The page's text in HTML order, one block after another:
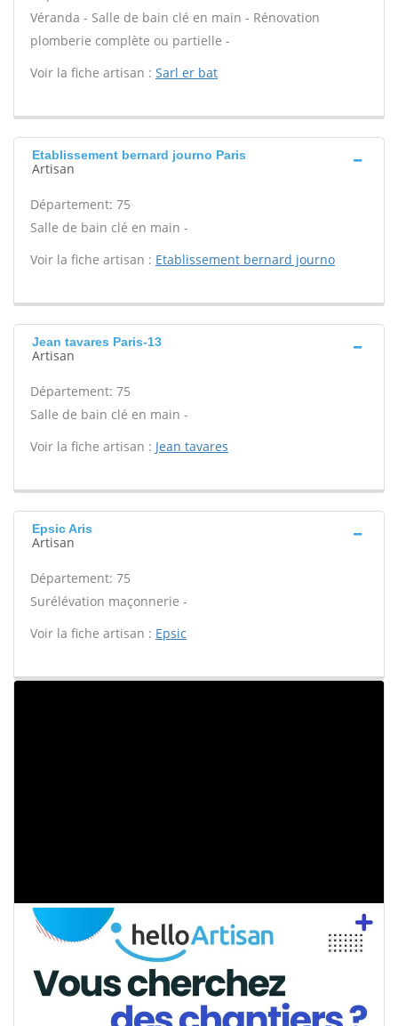
Véranda - Salle de bain clé en main - Rénovation
plomberie complète ou partielle -
Voir la fiche artisan : Sarl er bat
Etablissement bernard journo Paris
Artisan
Département: 75
Salle de bain clé en main -
Voir la fiche artisan : Etablissement bernard journo
Jean tavares Paris-13
Artisan
Département: 75
Salle de bain clé en main -
Voir la fiche artisan : Jean tavares
Epsic Aris
Artisan
Département: 75
Surélévation maçonnerie -
Voir la fiche artisan : Epsic